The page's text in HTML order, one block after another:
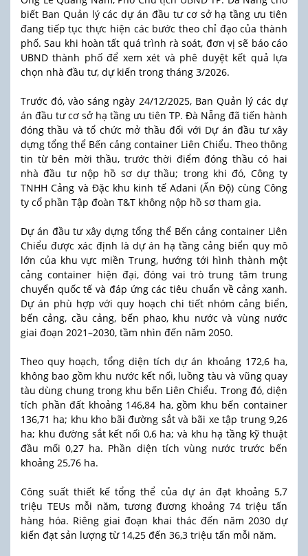
biết Ban Quản lý các dự án đầu tư cơ sở hạ tầng ưu tiên
đang tiếp tục thực hiện các bước theo chỉ đạo của thành
phố. Sau khi hoàn tất quá trình rà soát, đơn vị sẽ báo cáo
UBND thành phố để xem xét và phê duyệt kết quả lựa
chọn nhà đầu tư, dự kiến trong tháng 3/2026.
Trước đó, vào sáng ngày 24/12/2025, Ban Quản lý các dự
án đầu tư cơ sở hạ tầng ưu tiên TP. Đà Nẵng đã tiến hành
đóng thầu và tổ chức mở thầu đối với Dự án đầu tư xây
dựng tổng thể Bến cảng container Liên Chiểu. Theo thông
tin từ bên mời thầu, trước thời điểm đóng thầu có hai
nhà đầu tư nộp hồ sơ dự thầu; trong khi đó, Công ty
TNHH Cảng và Đặc khu kinh tế Adani (Ấn Độ) cùng Công
ty cổ phần Tập đoàn T&T không nộp hồ sơ tham gia.
Dự án đầu tư xây dựng tổng thể Bến cảng container Liên
Chiểu được xác định là dự án hạ tầng cảng biển quy mô
lớn của khu vực miền Trung, hướng tới hình thành một
cảng container hiện đại, đóng vai trò trung tâm trung
chuyển quốc tế và đáp ứng các tiêu chuẩn về cảng xanh.
Dự án phù hợp với quy hoạch chi tiết nhóm cảng biển,
bến cảng, cầu cảng, bến phao, khu nước và vùng nước
giai đoạn 2021–2030, tầm nhìn đến năm 2050.
Theo quy hoạch, tổng diện tích dự án khoảng 172,6 ha,
không bao gồm khu nước kết nối, luồng tàu và vũng quay
tàu dùng chung trong khu bến Liên Chiểu. Trong đó, diện
tích phần đất khoảng 146,84 ha, gồm khu bến container
136,71 ha; khu kho bãi đường sắt và bãi xe tập trung 9,26
ha; khu đường sắt kết nối 0,6 ha; và khu hạ tầng kỹ thuật
đầu mối 0,27 ha. Phần diện tích vùng nước trước bến
khoảng 25,76 ha.
Công suất thiết kế tổng thể của dự án đạt khoảng 5,7
triệu TEUs mỗi năm, tương đương khoảng 74 triệu tấn
hàng hóa. Riêng giai đoạn khai thác đến năm 2030 dự
kiến đạt sản lượng từ 14,25 đến 36,3 triệu tấn mỗi năm.